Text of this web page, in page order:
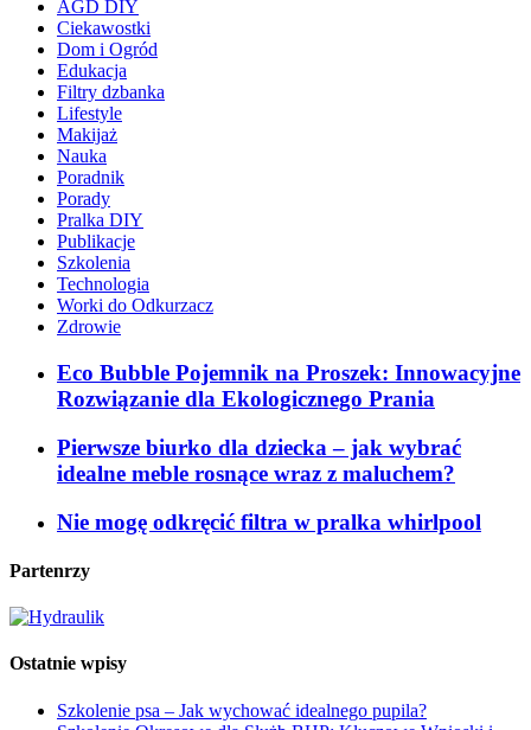
AGD DIY
Ciekawostki
Dom i Ogród
Edukacja
Filtry dzbanka
Lifestyle
Makijaż
Nauka
Poradnik
Porady
Pralka DIY
Publikacje
Szkolenia
Technologia
Worki do Odkurzacz
Zdrowie
Eco Bubble Pojemnik na Proszek: Innowacyjne
Rozwiązanie dla Ekologicznego Prania
Pierwsze biurko dla dziecka – jak wybrać
idealne meble rosnące wraz z maluchem?
Nie mogę odkręcić filtra w pralka whirlpool
Partenrzy
Ostatnie wpisy
Szkolenie psa – Jak wychować idealnego pupila?